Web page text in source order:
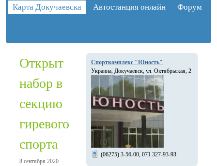
Карта Докучаевска
Автостанция онлайн Форум
Открыт
набор в
секцию
гиревого
спорта
8 сентября 2020
Спорткомплекс "Юность"
Украина, Докучаевск, ул. Октябрьская, 2
(06275) 3-56-00, 071 327-93-93